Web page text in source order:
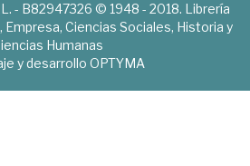
- B82947326 © 1948 - 2018. Librería
Ciencias Sociales, Historia y
Humanas
y desarrollo OPTYMA